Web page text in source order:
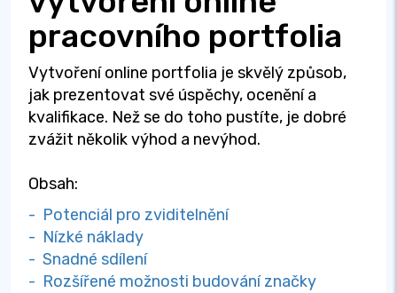
pracovního portfolia
Vytvoření online portfolia je skvělý způsob,
jak prezentovat své úspěchy, ocenění a
kvalifikace. Než se do toho pustíte, je dobré
zvážit několik výhod a nevýhod.
Obsah:
- Potenciál pro zviditelnění
- Nízké náklady
- Snadné sdílení
- Rozšířené možnosti budování značky